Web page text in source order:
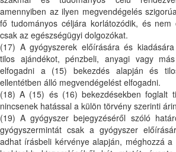
amennyiben az ilyen megvendégelés
fő tudományos céljára korlátozódik, és nem
csak az egészségügyi dolgozókat.
(17) A gyógyszerek előírására és
tilos ajándékot, pénzbeli, anyagi vagy
elfogadni a (15) bekezdés alapján és
ellentétben álló megvendégelést elfogadni.
(18) A (15) és (16) bekezdésekben foglalt
nincsenek hatással a külön törvény szerinti
(19) A gyógyszer bejegyzéséről szóló
gyógyszermintát csak a gyógyszer
adhat írásbeli kérvénye alapján, méghozzá a